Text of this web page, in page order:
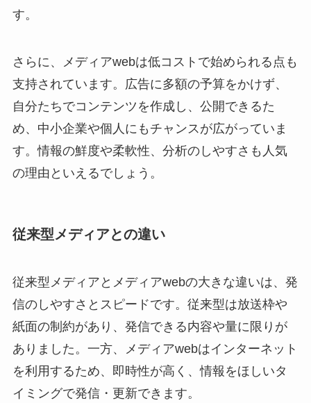
す。
さらに、メディアwebは低コストで始められる点も
支持されています。広告に多額の予算をかけず、
自分たちでコンテンツを作成し、公開できるた
め、中小企業や個人にもチャンスが広がっていま
す。情報の鮮度や柔軟性、分析のしやすさも人気
の理由といえるでしょう。
従来型メディアとの違い
従来型メディアとメディアwebの大きな違いは、発
信のしやすさとスピードです。従来型は放送枠や
紙面の制約があり、発信できる内容や量に限りが
ありました。一方、メディアwebはインターネット
を利用するため、即時性が高く、情報をほしいタ
イミングで発信・更新できます。